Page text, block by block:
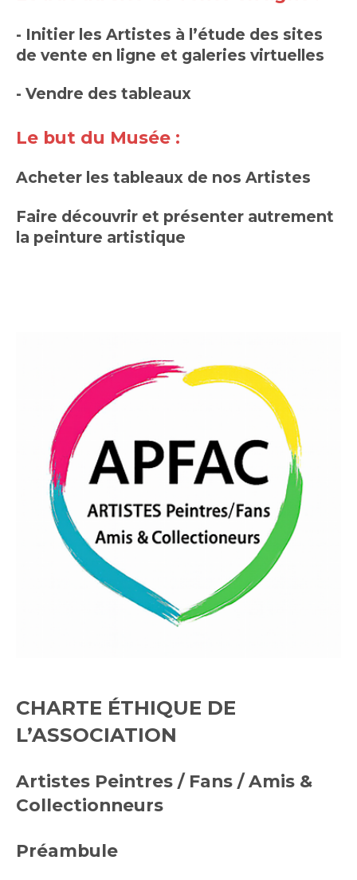
- Initier les Artistes à l’étude des sites
de vente en ligne et galeries virtuelles
- Vendre des tableaux
Le but du Musée :
Acheter les tableaux de nos Artistes
Faire découvrir et présenter autrement
la peinture artistique
CHARTE ÉTHIQUE DE
L’ASSOCIATION
Artistes Peintres / Fans / Amis &
Collectionneurs
Préambule